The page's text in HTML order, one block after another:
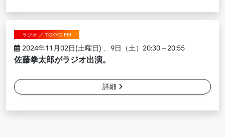
ラジオ ／ TOKYO FM
2024年11月02日(土曜日) 、9日（土）20:30～20:55
佐藤拳太郎がラジオ出演。
詳細